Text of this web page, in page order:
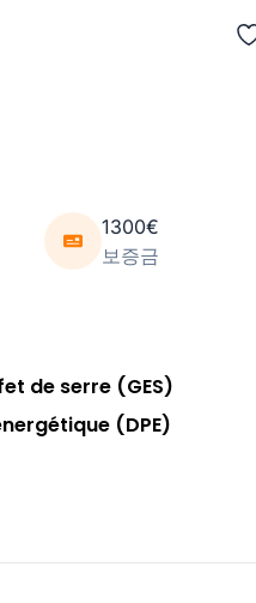
1300€
보증금
de serre (GES)
(DPE)